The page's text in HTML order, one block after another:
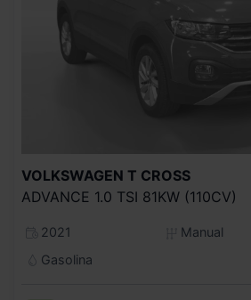
VOLKSWAGEN T CROSS
ADVANCE 1.0 TSI 81KW (110CV)
2021
Manual
Gasolina